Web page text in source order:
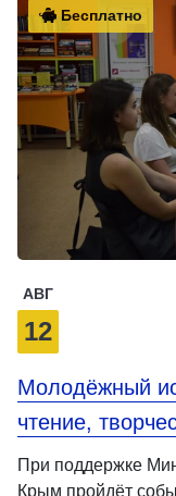
Бесплатно
АВГ
12
Молодёжный
чтение,
При поддержке
Крым пройдёт